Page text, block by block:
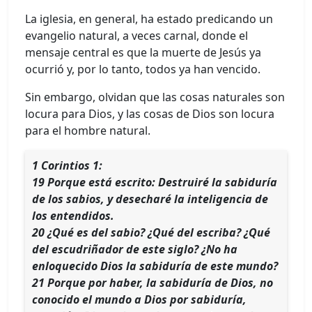
La iglesia, en general, ha estado predicando un
evangelio natural, a veces carnal, donde el
mensaje central es que la muerte de Jesús ya
ocurrió y, por lo tanto, todos ya han vencido.
Sin embargo, olvidan que las cosas naturales son
locura para Dios, y las cosas de Dios son locura
para el hombre natural.
1 Corintios 1:
19 Porque está escrito: Destruiré la sabiduría
de los sabios, y desecharé la inteligencia de
los entendidos.
20 ¿Qué es del sabio? ¿Qué del escriba? ¿Qué
del escudriñador de este siglo? ¿No ha
enloquecido Dios la sabiduría de este mundo?
21 Porque por haber, la sabiduría de Dios, no
conocido el mundo a Dios por sabiduría,